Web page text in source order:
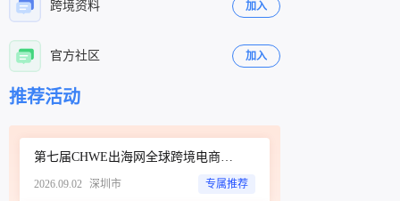
跨境资料 加入
官方社区 加入
立即扫码咨询 立即扫码咨询
推荐活动
第七届CHWE出海网全球跨境电商展（深圳）秋季展
2026.09.02 深圳市 专属推荐